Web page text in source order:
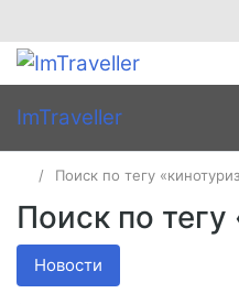
ImTraveller
Поиск по тегу
Поиск по
Новости